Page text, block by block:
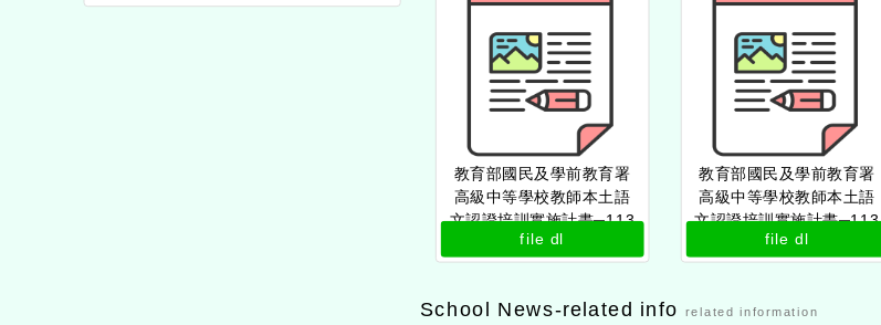
教育部國民及學前教育署
高級中等學校教師本土語
文認證培訓實施計畫─113
年客語認證加強班（9月）
公文
file dl
教育部國民及學前教育署
高級中等學校教師本土語
文認證培訓實施計畫─113
年客語認證加強班（9月）
實施計畫
file dl
School News-related info related information